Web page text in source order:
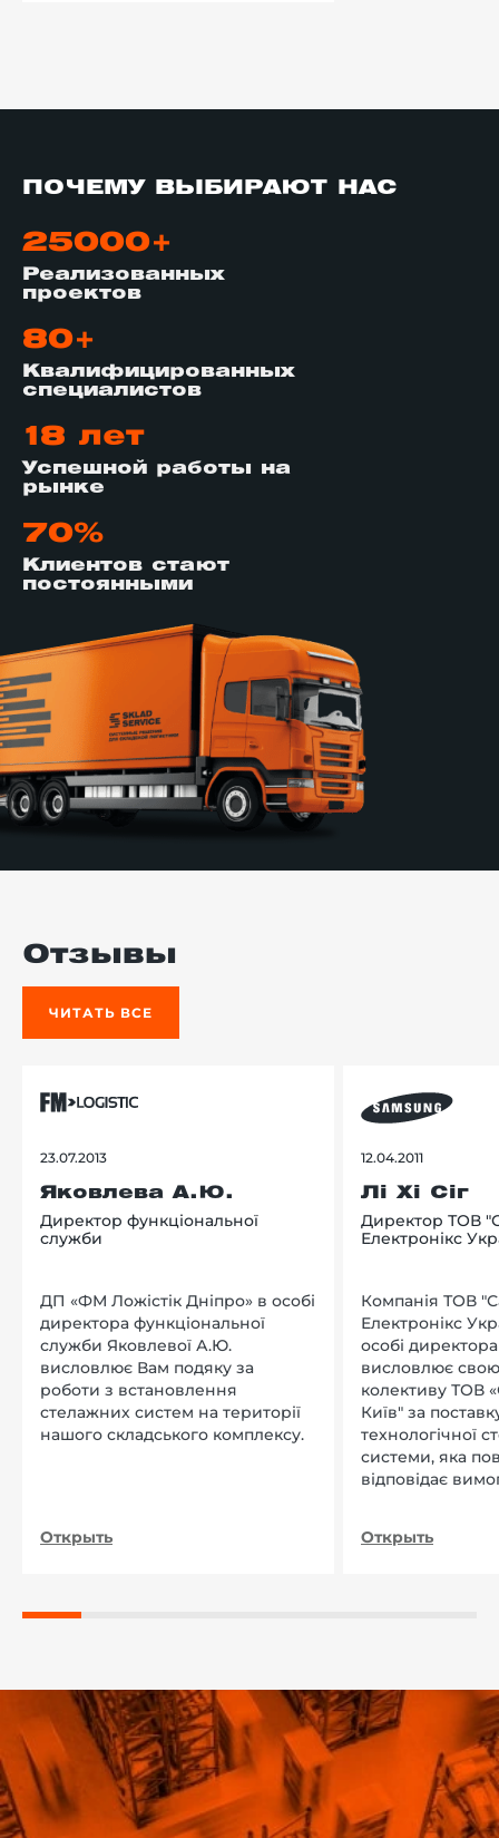
ПОЧЕМУ ВЫБИРАЮТ НАС
25000+
Реализованных
проектов
80+
Квалифицированных
специалистов
18 лет
Успешной работы на
рынке
70%
Клиентов стают
постоянными
Отзывы
ЧИТАТЬ ВСЕ
23.07.2013
Яковлева А.Ю.
Директор функціональної
служби
ДП «ФМ Ложістік Дніпро» в особі
директора функціональної
служби Яковлевої А.Ю.
висловлює Вам подяку за
роботи з встановлення
стелажних систем на території
нашого складського комплексу.
Открыть
12.04.2011
Лі Хі Сіг
Директор ТОВ
Електронікс
Компанія ТОВ
Електронікс
особі
висловлює
колективу ТОВ
Київ" за
технологічної
системи, яка
відповідає
Открыть